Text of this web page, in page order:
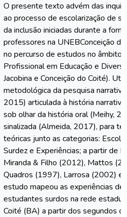
O presente texto advém das
ao processo de escolarização de
da inclusão iniciadas durante a
professores na UNEBConceição
no percurso de estudos no âmbito
Profissional em Educação e
Jacobina e Conceição do Coité).
metodológica da pesquisa narrativa
2015) articulada à história
sob olhar da história oral (Meihy,
sinalizada (Almeida, 2017), para
teóricas junto as categorias:
Surdez e Experiências; a partir de
Miranda & Filho (2012), Mattos
Quadros (1997), Larrosa (2002) e
estudo mapeou as experiências de
estudantes surdos na rede
Coité (BA) a partir dos segundos